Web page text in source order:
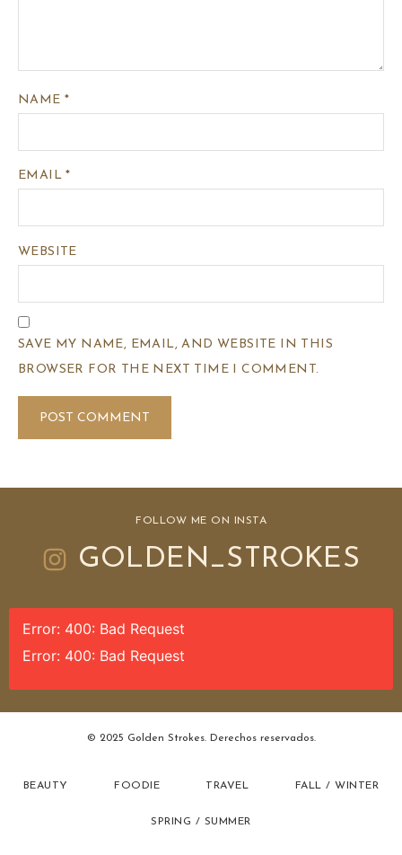
NAME *
EMAIL*
WEBSITE
SAVE MY NAME, EMAIL, AND WEBSITE IN THIS
BROWSER FOR THE NEXT TIME I COMMENT.
FOLLOW ME ON INSTA
GOLDEN_STROKES
Error: 400: Bad Request
Error: 400: Bad Request
© 2025 Golden Strokes. Derechos reservados.
BEAUTY FOODIE TRAVEL FALL / WINTER
SPRING / SUMMER